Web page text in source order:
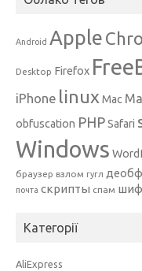
Android Apple
Desktop Firefox
iPhone linux Mac
obfuscation PHPSafari
Windows
браузер взлом гугл
почта скрипты спам
Категорії
AliExpress